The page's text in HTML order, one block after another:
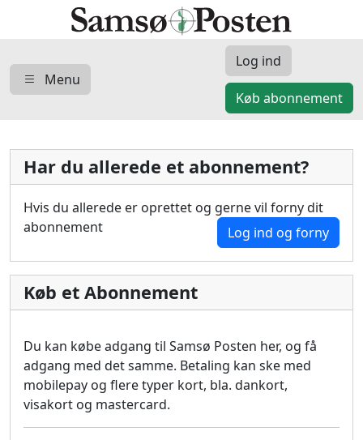
Menu
Log ind
Køb abonnement
Har du allerede et abonnement?
Hvis du allerede er oprettet og gerne vil forny dit
abonnement
Log ind og forny
Køb et Abonnement
Du kan købe adgang til Samsø Posten her, og få
adgang med det samme. Betaling kan ske med
mobilepay og flere typer kort, bla. dankort,
visakort og mastercard.